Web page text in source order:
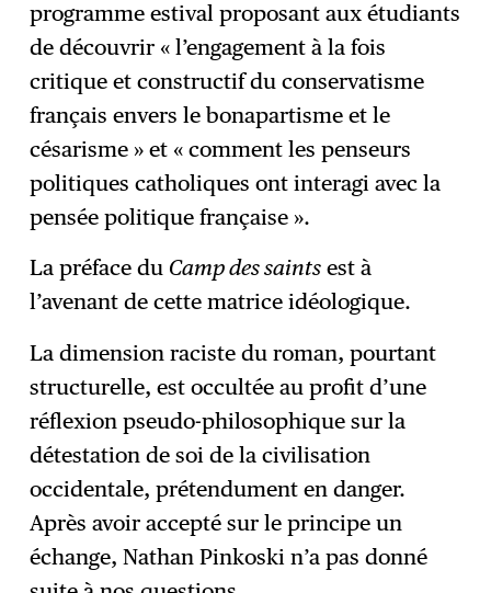
programme estival proposant aux étudiants
de découvrir « l’engagement à la fois
critique et constructif du conservatisme
français envers le bonapartisme et le
césarisme » et « comment les penseurs
politiques catholiques ont interagi avec la
pensée politique française ».
La préface du Camp des saints est à
l’avenant de cette matrice idéologique.
La dimension raciste du roman, pourtant
structurelle, est occultée au profit d’une
réflexion pseudo-philosophique sur la
détestation de soi de la civilisation
occidentale, prétendument en danger.
Après avoir accepté sur le principe un
échange, Nathan Pinkoski n’a pas donné